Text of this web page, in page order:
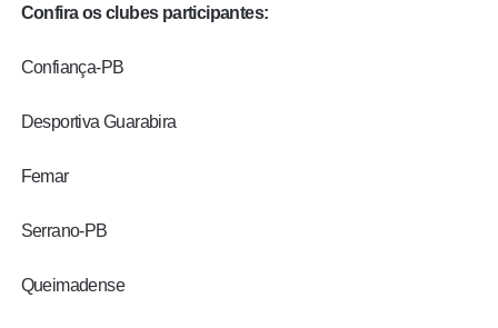
Confira os clubes participantes:
Confiança-PB
Desportiva Guarabira
Femar
Serrano-PB
Queimadense